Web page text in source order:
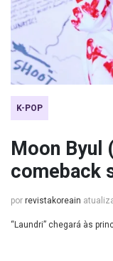
K-POP
Moon Byul
comeback
por revistakoreain
“Laundri” chegará às